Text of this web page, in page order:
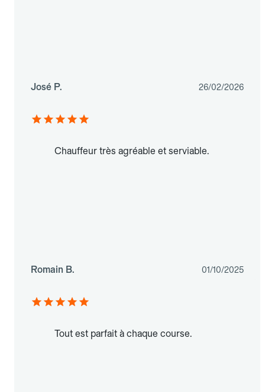
José P. 26/02/2026
Chauffeur très agréable et serviable.
Romain B. 01/10/2025
Tout est parfait à chaque course.